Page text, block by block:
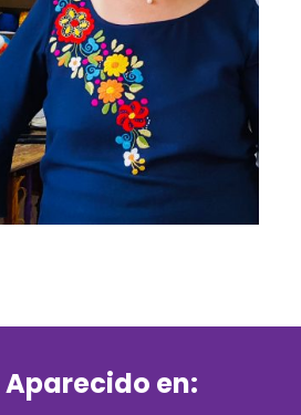
Aparecido en: